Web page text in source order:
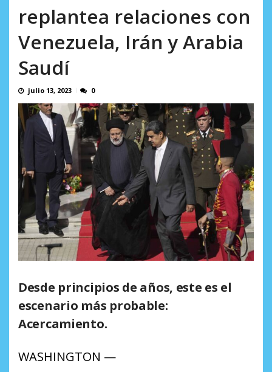
AGOSTO 6, 2026
replantea relaciones con
Venezuela, Irán y Arabia
Saudí
julio 13, 2023 0
Desde principios de años, este es el
escenario más probable:
Acercamiento.
WASHINGTON —